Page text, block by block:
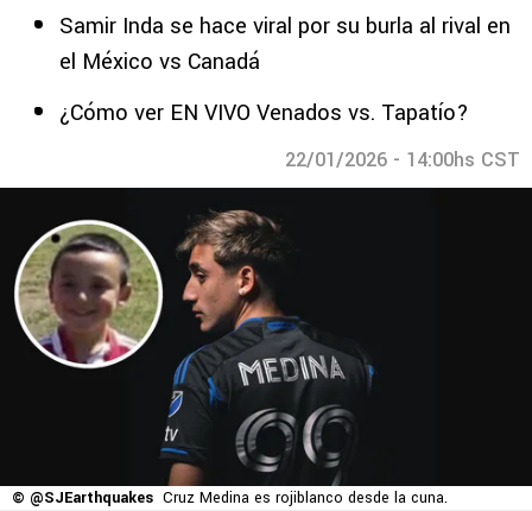
Samir Inda se hace viral por su burla al rival en
el México vs Canadá
¿Cómo ver EN VIVO Venados vs. Tapatío?
22/01/2026 - 14:00hs CST
© @SJEarthquakes Cruz Medina es rojiblanco desde la cuna.